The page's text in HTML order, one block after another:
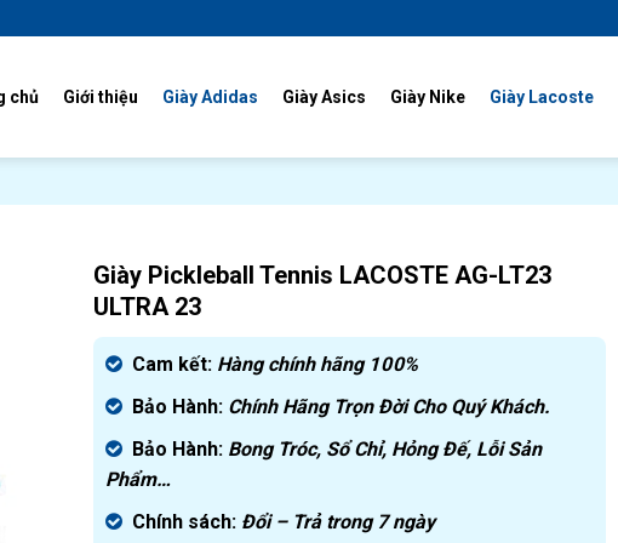
chủ Giới thiệu Giày Adidas Giày Asics Giày Nike Giày Lacoste
Giày Pickleball Tennis LACOSTE AG-LT23
ULTRA 23
Cam kết: Hàng chính hãng 100%
Bảo Hành: Chính Hãng Trọn Đời Cho Quý Khách.
Bảo Hành: Bong Tróc, Sổ Chỉ, Hỏng Đế, Lỗi Sản
Phẩm…
Chính sách: Đổi – Trả trong 7 ngày